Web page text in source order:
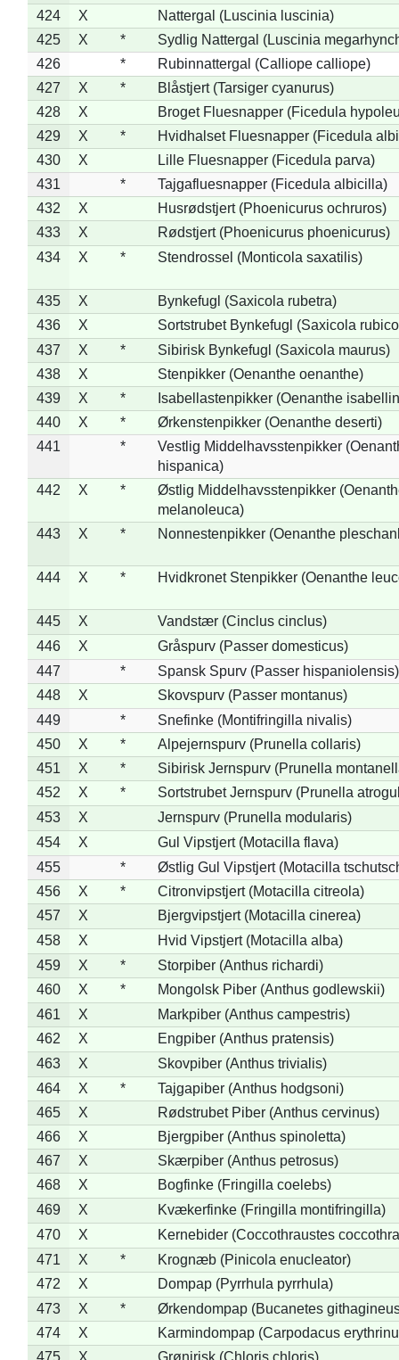
424
X
Nattergal (Luscinia luscinia)
425
X *
Sydlig Nattergal (Luscinia
426
*
Rubinnattergal (Calliope calliope)
427
X *
Blåstjert (Tarsiger cyanurus)
428
X
Broget Fluesnapper (Ficedula
429
X *
Hvidhalset Fluesnapper (Ficedula
430
X
Lille Fluesnapper (Ficedula parva)
431
*
Tajgafluesnapper (Ficedula albicilla)
432
X
Husrødstjert (Phoenicurus ochruros)
433
X
Rødstjert (Phoenicurus phoenicurus)
434
X * Stendrossel (Monticola saxatilis)
435 X
Bynkefugl (Saxicola rubetra)
436
X
Sortstrubet Bynkefugl (Saxicola
437
X *
Sibirisk Bynkefugl (Saxicola maurus)
438
X
Stenpikker (Oenanthe oenanthe)
439
X *
Isabellastenpikker (Oenanthe
440
X *
Ørkenstenpikker (Oenanthe deserti)
441
*
Vestlig Middelhavsstenpikker
hispanica)
442
X *
Østlig Middelhavsstenpikker
melanoleuca)
443
X * Nonnestenpikker (Oenanthe
444 X * Hvidkronet Stenpikker (Oenanthe
445 X
Vandstær (Cinclus cinclus)
446
X
Gråspurv (Passer domesticus)
447
*
Spansk Spurv (Passer hispaniolensis)
448
X
Skovspurv (Passer montanus)
449
*
Snefinke (Montifringilla nivalis)
450
X *
Alpejernspurv (Prunella collaris)
451
X *
Sibirisk Jernspurv (Prunella
452
X *
Sortstrubet Jernspurv (Prunella
453
X
Jernspurv (Prunella modularis)
454
X
Gul Vipstjert (Motacilla flava)
455
*
Østlig Gul Vipstjert (Motacilla
456
X *
Citronvipstjert (Motacilla citreola)
457
X
Bjergvipstjert (Motacilla cinerea)
458
X
Hvid Vipstjert (Motacilla alba)
459
X *
Storpiber (Anthus richardi)
460
X *
Mongolsk Piber (Anthus godlewskii)
461
X
Markpiber (Anthus campestris)
462
X
Engpiber (Anthus pratensis)
463
X
Skovpiber (Anthus trivialis)
464
X *
Tajgapiber (Anthus hodgsoni)
465
X
Rødstrubet Piber (Anthus cervinus)
466
X
Bjergpiber (Anthus spinoletta)
467
X
Skærpiber (Anthus petrosus)
468
X
Bogfinke (Fringilla coelebs)
469
X
Kvækerfinke (Fringilla montifringilla)
470
X
Kernebider (Coccothraustes
471
X *
Krognæb (Pinicola enucleator)
472
X
Dompap (Pyrrhula pyrrhula)
473
X *
Ørkendompap (Bucanetes
474
X
Karmindompap (Carpodacus
475
X Grønirisk (Chloris chloris)